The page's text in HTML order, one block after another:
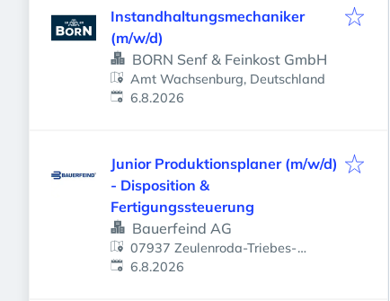
Instandhaltungsmechaniker
(m/w/d)
BORN Senf & Feinkost GmbH
Amt Wachsenburg, Deutschland
Veröffentlicht
6.8.2026
Junior Produktionsplaner (m/w/d)
- Disposition &
Fertigungssteuerung
Bauerfeind AG
07937 Zeulenroda-Triebes-
Zeulenroda, Deutschland
Veröffentlicht
6.8.2026